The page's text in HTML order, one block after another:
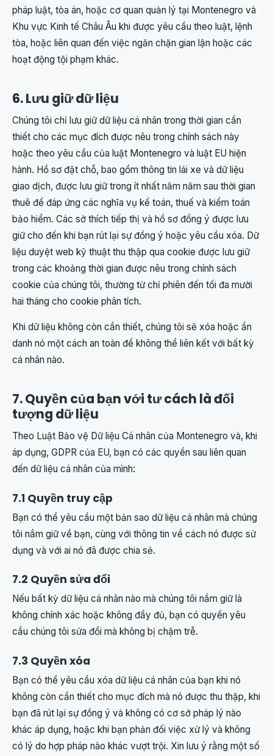
pháp luật, tòa án, hoặc cơ quan quản lý tại Montenegro và
Khu vực Kinh tế Châu Âu khi được yêu cầu theo luật, lệnh
tòa, hoặc liên quan đến việc ngăn chặn gian lận hoặc các
hoạt động tội phạm khác.
6. Lưu giữ dữ liệu
Chúng tôi chỉ lưu giữ dữ liệu cá nhân trong thời gian cần
thiết cho các mục đích được nêu trong chính sách này
hoặc theo yêu cầu của luật Montenegro và luật EU hiện
hành. Hồ sơ đặt chỗ, bao gồm thông tin lái xe và dữ liệu
giao dịch, được lưu giữ trong ít nhất năm năm sau thời gian
thuê để đáp ứng các nghĩa vụ kế toán, thuế và kiểm toán
bảo hiểm. Các sở thích tiếp thị và hồ sơ đồng ý được lưu
giữ cho đến khi bạn rút lại sự đồng ý hoặc yêu cầu xóa. Dữ
liệu duyệt web kỹ thuật thu thập qua cookie được lưu giữ
trong các khoảng thời gian được nêu trong chính sách
cookie của chúng tôi, thường từ chỉ phiên đến tối đa mười
hai tháng cho cookie phân tích.
Khi dữ liệu không còn cần thiết, chúng tôi sẽ xóa hoặc ẩn
danh nó một cách an toàn để không thể liên kết với bất kỳ
cá nhân nào.
7. Quyền của bạn với tư cách là đối
tượng dữ liệu
Theo Luật Bảo vệ Dữ liệu Cá nhân của Montenegro và, khi
áp dụng, GDPR của EU, bạn có các quyền sau liên quan
đến dữ liệu cá nhân của mình:
7.1 Quyền truy cập
Bạn có thể yêu cầu một bản sao dữ liệu cá nhân mà chúng
tôi nắm giữ về bạn, cùng với thông tin về cách nó được sử
dụng và với ai nó đã được chia sẻ.
7.2 Quyền sửa đổi
Nếu bất kỳ dữ liệu cá nhân nào mà chúng tôi nắm giữ là
không chính xác hoặc không đầy đủ, bạn có quyền yêu
cầu chúng tôi sửa đổi mà không bị chậm trễ.
7.3 Quyền xóa
Bạn có thể yêu cầu xóa dữ liệu cá nhân của bạn khi nó
không còn cần thiết cho mục đích mà nó được thu thập, khi
bạn đã rút lại sự đồng ý và không có cơ sở pháp lý nào
khác áp dụng, hoặc khi bạn phản đối việc xử lý và không
có lý do hợp pháp nào khác vượt trội. Xin lưu ý rằng một số